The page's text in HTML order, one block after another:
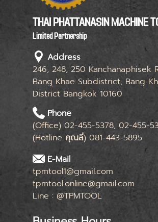
THAI PHATTANASIN MACHINE
Limited Partnership
Address
246, 248, 250 Kanchanaphisek
Bang Khae Subdistrict, Bang
District Bangkok 10160
Phone
(Office) 02-455-5378, 02-455-
(Hotline คุณลี่) 081-443-5895
E-Mail
tpmtool1@gmail.com
tpmtool.online@gmail.com
Line : @TPMTOOL